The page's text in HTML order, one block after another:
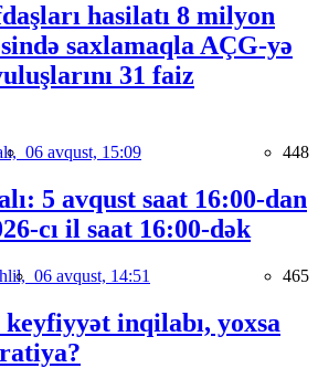
hasilatı 8 milyon
saxlamaqla AÇG-yə
31 faiz
06 avqust, 15:09 448
5 avqust saat 16:00-dan
cı il saat 16:00-dək
06 avqust, 14:51 465
inqilabı, yoxsa